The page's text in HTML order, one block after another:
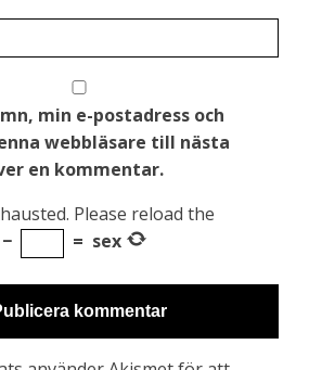
min e-postadress och
webbläsare till nästa
en kommentar.
Please reload the
− = sex